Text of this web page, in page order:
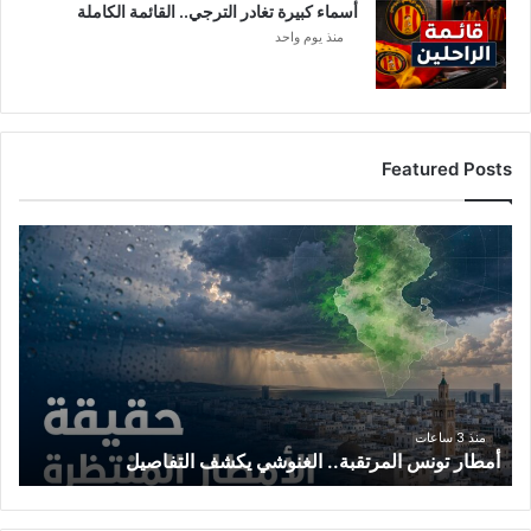
أسماء كبيرة تغادر الترجي.. القائمة الكاملة
منذ يوم واحد
Featured Posts
م
ا
ر
ت
و
ن
س
ا
ل
م
منذ 3 ساعات
أمطار تونس المرتقبة.. الغنوشي يكشف التفاصيل